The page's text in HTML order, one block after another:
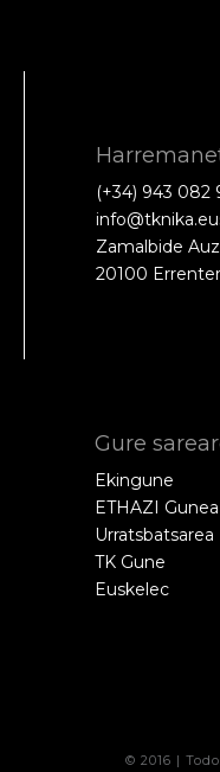
(+34) 943 082
Zamalbide
20100
Gure
Ekingune
ETHAZI Gunea
Urratsbatsarea
TK Gune
Euskelec
© 2016 |